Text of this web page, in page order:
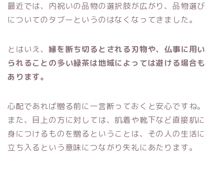
最近では、内祝いの品物の選択肢が広がり、品物選び
についてのタブーというのはなくなってきました。
とはいえ、 縁を断ち切るとされる刃物や、仏事に用い
られることの多い緑茶は地域によっては避ける場合も
あります。
心配であれば贈る前に一言断っておくと安心ですね。
また、目上の方に対しては、肌着や靴下など直接肌に
身につけるものを贈るということは、その人の生活に
立ち入るという意味につながり失礼にあたります。